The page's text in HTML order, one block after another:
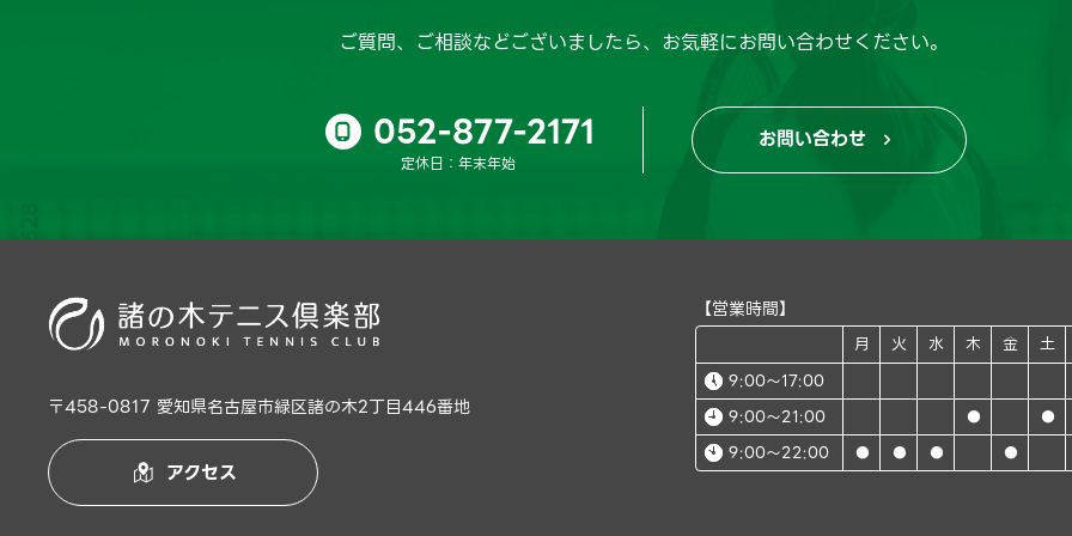
ご質問、ご相談などございましたら、 お気軽にお問い合わせください。
 052-877-2171
定休日：年末年始
お問い合わせ 
〒458-0817 愛知県名古屋市緑区諸の木2丁目446番地
 アクセス
【営業時間】
月 火 水 木 金
土
9:00～17:00
9:00～21:00
● ●
9:00～22:00 ● ● ● ●